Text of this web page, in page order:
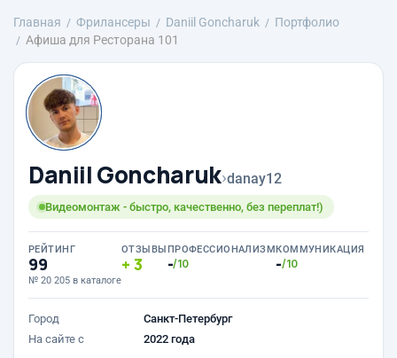
Главная Фрилансеры Daniil Goncharuk
Портфолио
Афиша для Ресторана 101
Daniil Goncharuk›danay12
Видеомонтаж - быстро, качественно, без переплат!)
РЕЙТИНГ
99
№ 20 205 в каталоге
ОТЗЫВЫ
3
ПРОФЕССИОНАЛИЗМ
-/10
КОММУНИКАЦИЯ
-/10
Город
Санкт-Петербург
На сайте с
2022 года